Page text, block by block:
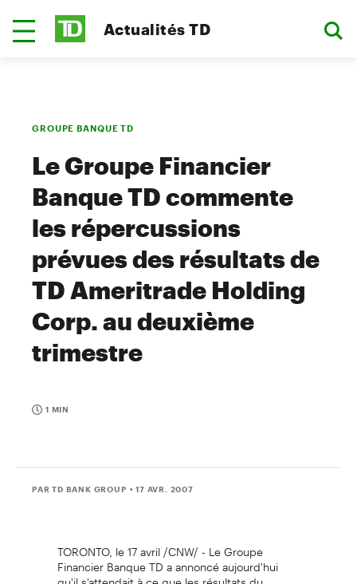
Actualités TD
GROUPE BANQUE TD
Le Groupe Financier
Banque TD commente
les répercussions
prévues des résultats de
TD Ameritrade Holding
Corp. au deuxième
trimestre
1 MIN
PAR TD BANK GROUP • 17 AVR. 2007
TORONTO, le 17 avril /CNW/ - Le Groupe
Financier Banque TD a annoncé aujourd'hui
qu'il s'attendait à ce que les résultats du